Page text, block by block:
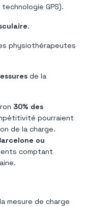
GPS).
.
physiothérapeutes
de la
30% des
pourraient
de la charge.
ou
comptant
mesure de charge